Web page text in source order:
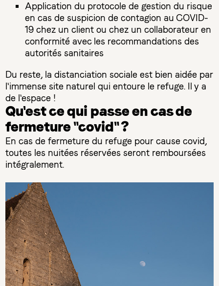
Application du protocole de gestion du risque
en cas de suspicion de contagion au COVID-
19 chez un client ou chez un collaborateur en
conformité avec les recommandations des
autorités sanitaires
Du reste, la distanciation sociale est bien aidée par
l'immense site naturel qui entoure le refuge. Il y a
de l'espace !
Qu'est ce qui passe en cas de
fermeture "covid" ?
En cas de fermeture du refuge pour cause covid,
toutes les nuitées réservées seront remboursées
intégralement.